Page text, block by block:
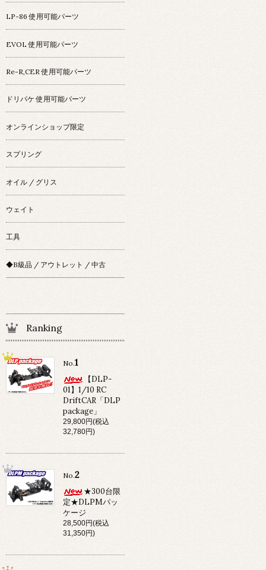
LP-86 使用可能パーツ
EVOL 使用可能パーツ
Re-R,CER 使用可能パーツ
ドリパケ 使用可能パーツ
オンラインショップ限定
スプリング
オイル / グリス
ウェイト
工具
◆B級品 / アウトレット / 中古
Ranking
No.1
【DLP-
01】1/10 RC
DriftCAR「DLP
package」
29,800円(税込
32,780円)
No.2
★300台限
定★DLPMパッ
ケージ
28,500円(税込
31,350円)